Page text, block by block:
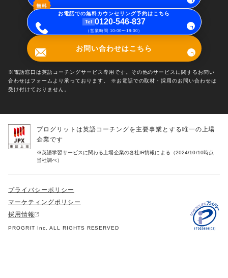
お問い合わせはこちら
※電話窓口は英語コーチングサービス専用です。その他のサービスに関するお問い
合わせはフォームより承っております。 ※お電話での取材・採用のお問い合わせは
受け付けておりません。
お電話での無料カウンセリング予約はこちら
Tel 0120-546-837
（営業時間 10:00〜18:00）
プログリットは英語コーチングを主要事業とする唯一の上場
企業です
※英語学習サービスに関わる上場企業の各社IR情報による（2024/10/10時点
当社調べ）
プライバシーポリシー
マーケティングポリシー
採用情報
PROGRIT Inc. ALL RIGHTS RESERVED